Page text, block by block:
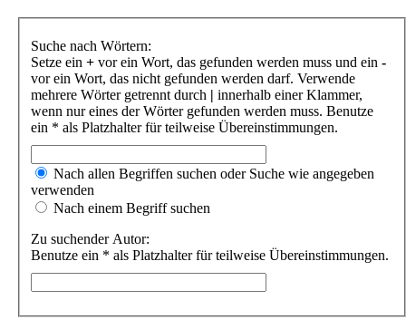
Suche nach Wörtern:
Setze ein + vor ein Wort, das gefunden werden muss und ein -
vor ein Wort, das nicht gefunden werden darf. Verwende
mehrere Wörter getrennt durch | innerhalb einer Klammer,
wenn nur eines der Wörter gefunden werden muss. Benutze
ein * als Platzhalter für teilweise Übereinstimmungen.
Nach allen Begriffen suchen oder Suche wie angegeben
verwenden
Nach einem Begriff suchen
Zu suchender Autor:
Benutze ein * als Platzhalter für teilweise Übereinstimmungen.